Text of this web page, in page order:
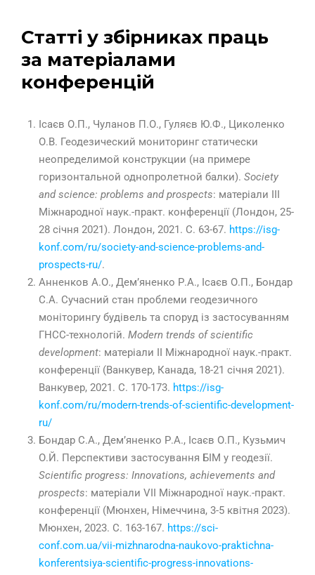
Статті у збірниках праць
за матеріалами
конференцій
Ісаєв О.П., Чуланов П.О., Гуляєв Ю.Ф., Циколенко
О.В. Геодезический мониторинг статически
неопределимой конструкции (на примере
горизонтальной однопролетной балки). Society
and science: problems and prospects: матеріали
Міжнародної наук.-практ. конференції (Лондон, 25-
28 січня 2021). Лондон, 2021. С. 63-67. https://isg-
konf.com/ru/society-and-science-problems-and-
prospects-ru/.
Анненков А.О., Дем’яненко Р.А., Ісаєв О.П., Бондар
С.А. Сучасний стан проблеми геодезичного
моніторингу будівель та споруд із застосуванням
ГНСС-технологій. Modern trends of scientific
development: матеріали
Міжнародної наук.-практ.
конференції (Ванкувер, Канада, 18-21 січня 2021).
Ванкувер, 2021. С. 170-173. https://isg-
konf.com/ru/modern-trends-of-scientific-development-
ru/
Бондар С.А., Дем’яненко Р.А., Ісаєв О.П., Кузьмич
О.Й. Перспективи застосування БІМ у геодезії.
Scientific progress: Innovations, achievements and
prospects: матеріали VII
Міжнародної наук.-практ.
конференції (Мюнхен, Н імеччина, 3-5 квітня 2023).
Мюнхен, 2023. С. 163-167. https://sci-
conf.com.ua/vii-mizhnarodna-naukovo-praktichna-
konferentsiya-scientific-progress-innovations-